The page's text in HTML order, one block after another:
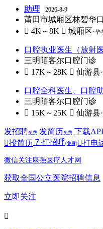
助理 2026-8-9
莆田市城厢区林碧华
 4K～8K  城厢区·华
口腔执业医生（放射
三明陌客尔口腔门诊
 17K～28K  仙游县·
口腔全科医生、口腔
三明陌客尔口腔门诊
 15K～25K  仙游县·
发招聘免费 发简历免费 下载
投简历 ７ 打招呼(免费) 打电
微信关注康强医疗人才网
获取全国公立医院招聘信息
立即关注
